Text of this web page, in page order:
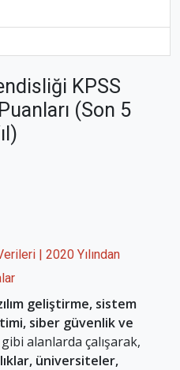
KPSS
(Son 5
| 2020 Yılından
geliştirme, sistem
siber güvenlik ve
gibi alanlarda çalışarak,
üniversiteler,